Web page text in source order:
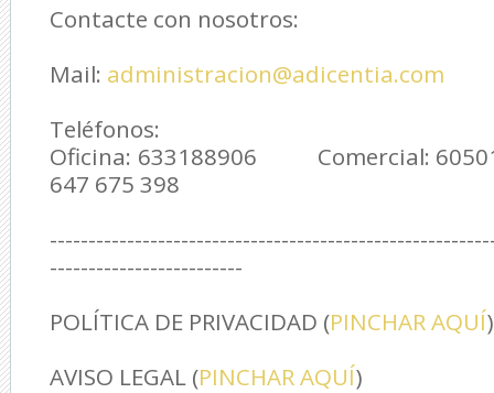
Contacte con nosotros:
Mail: administracion@adicentia.com
Teléfonos:
Oficina: 633188906 Comercial:
647 675 398
-------------------------
POLÍTICA DE PRIVACIDAD (PINCHAR AQUÍ)
AVISO LEGAL (PINCHAR AQUÍ)